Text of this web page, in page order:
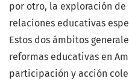
por otro, la exploración
relaciones educativas
Estos dos ámbitos
reformas educativas en
participación y acción